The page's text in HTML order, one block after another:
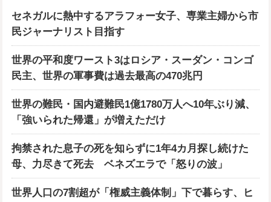
セネガルに熱中するアラフォー女子、専業主婦から市
民ジャーナリスト目指す
世界の平和度ワースト3はロシア・スーダン・コンゴ
民主、世界の軍事費は過去最高の470兆円
世界の難民・国内避難民1億1780万人へ10年ぶり減、
「強いられた帰還」が増えただけ
拘禁された息子の死を知らずに1年4カ月探し続けた
母、力尽きて死去 ベネズエラで「怒りの波」
世界人口の7割超が「権威主義体制」下で暮らす、ヒ